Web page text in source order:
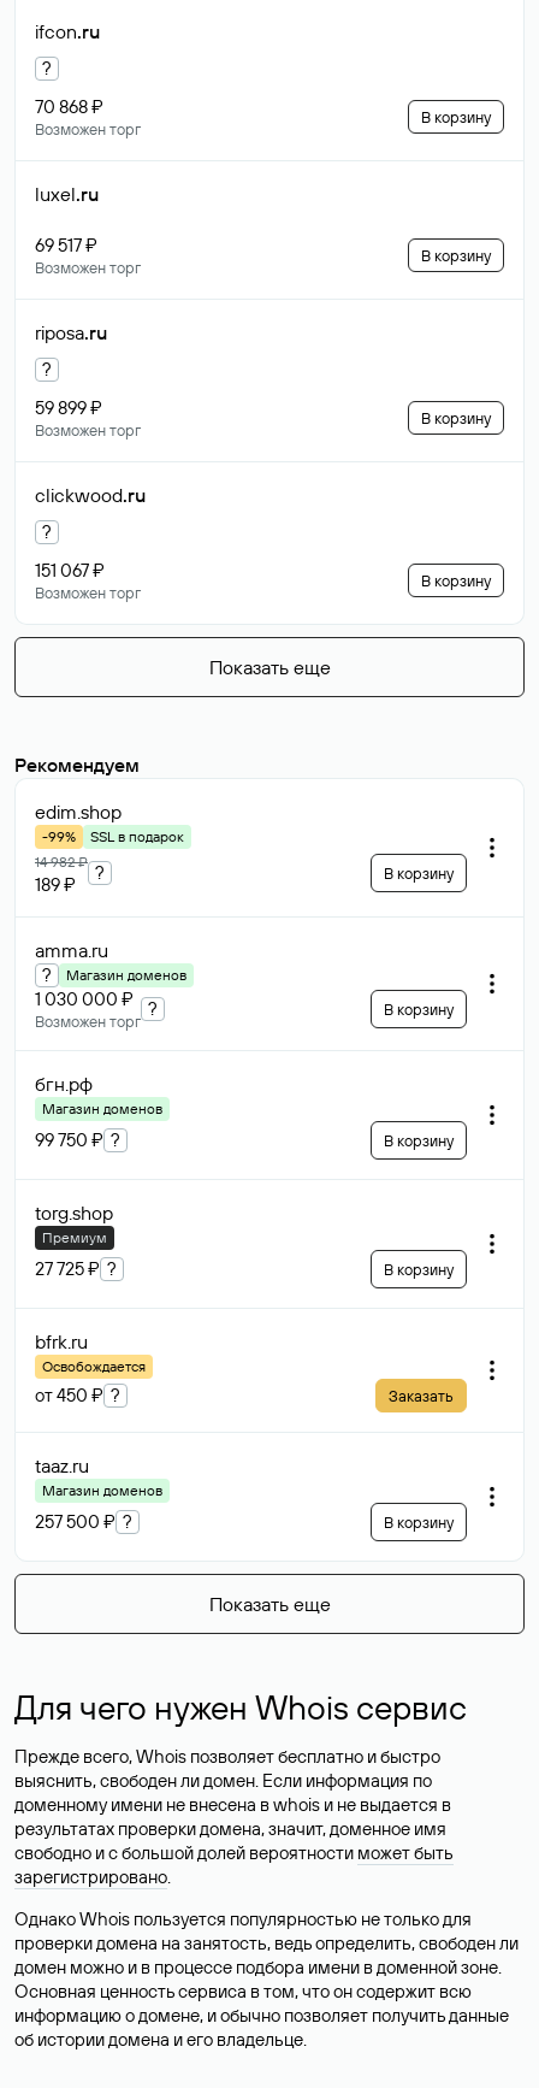
ifcon.ru
?
70 868 ₽
Возможен торг
В корзину
luxel.ru
69 517 ₽
Возможен торг
В корзину
riposa.ru
?
59 899 ₽
Возможен торг
В корзину
clickwood.ru
?
151 067 ₽
Возможен торг
В корзину
Показать еще
Рекомендуем
edim.shop
-99%
SSL в подарок
14 982 ₽
189 ₽
? В корзину
amma.ru
? Магазин доменов
1 030 000 ₽
Возможен торг
? В корзину
бгн.рф
Магазин доменов
99 750 ₽ ? В корзину
torg.shop
Премиум
27 725 ₽ ? В корзину
bfrk.ru
Освобождается
от 450 ₽ ? Заказать
taaz.ru
Магазин доменов
257 500 ₽ ? В корзину
Показать еще
Для чего нужен Whois сервис
Прежде всего, Whois позволяет бесплатно и быстро
выяснить, свободен ли домен. Если информация по
доменному имени не внесена в whois и не выдается в
результатах проверки домена, значит, доменное имя
свободно и с большой долей вероятности может быть
зарегистрировано.
Однако Whois пользуется популярностью не только для
проверки домена на занятость, ведь определить, свободен ли
домен можно и в процессе подбора имени в доменной зоне.
Основная ценность сервиса в том, что он содержит всю
информацию о домене, и обычно позволяет получить данные
об истории домена и его владельце.